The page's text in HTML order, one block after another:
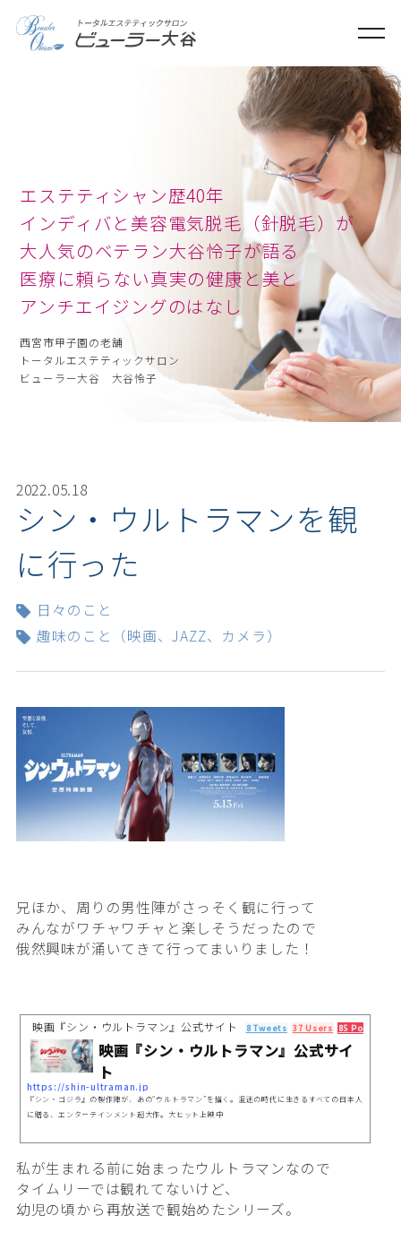
さとう式リンパケア
エステティシャン歴40年
インディバと美容電気脱毛（針脱毛）が
大人気のベテラン大谷怜子が語る
医療に頼らない真実の健康と美と
アンチエイジングのはなし
西宮市甲子園の老舗
トータルエステティックサロン
ビューラー大谷 大谷怜子
2022.05.18
シン・ウルトラマンを観
に行った
日々のこと
趣味のこと（映画、JAZZ、カメラ）
兄ほか、周りの男性陣がさっそく観に行って
みんながワチャワチャと楽しそうだったので
俄然興味が涌いてきて行ってまいりました！
映画『シン・ウルトラマン』公式サイト 8 Tweets 37 Users 85 Pockets
映画『シン・ウルトラマン』公式サイ
ト
https://shin-ultraman.jp
『シン・ゴジラ』の製作陣が、あの“ウルトラマン”を描く。混迷の時代に生きるすべての日本人
に贈る、エンターテインメント超大作。大ヒット上映中
私が生まれる前に始まったウルトラマンなので
タイムリーでは観れてないけど、
幼児の頃から再放送で観始めたシリーズ。